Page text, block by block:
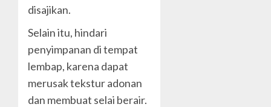
disajikan.
Selain itu, hindari
penyimpanan di tempat
lembap, karena dapat
merusak tekstur adonan
dan membuat selai berair.